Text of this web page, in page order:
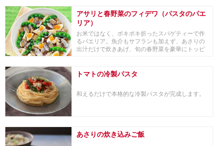
アサリと春野菜のフィデワ（パスタのパエ
リア）
お米ではなく、ポキポキ折ったスパゲティーで作
るパエリア。魚介もサフランも加えず、あさりの
出汁だけで炊きあげ、旬の春野菜を豪華にトッピ
トマトの冷製パスタ
和えるだけで本格的な冷製パスタが完成します。
あさりの炊き込みご飯